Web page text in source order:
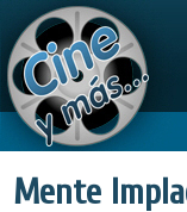
Mente